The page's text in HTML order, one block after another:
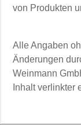
von Produkten
Alle Angaben
Änderungen
Weinmann
Inhalt verlinkter